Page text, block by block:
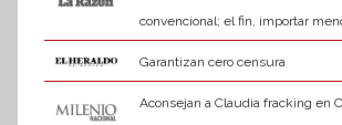
convencional; el fin, importar
Garantizan cero censura
Aconsejan a Claudia fracking en